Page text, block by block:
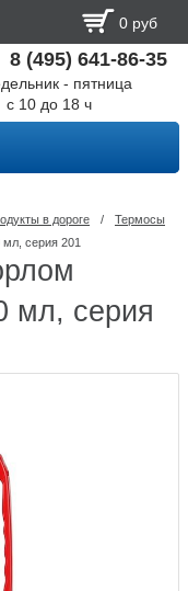
0 руб
8 (495) 641-86-35
- пятница
с 10 до 18 ч
в дороге /
Термосы
серия 201
мл, серия